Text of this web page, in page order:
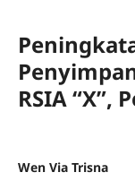
RSIA “X”,
Wen Via Trisna